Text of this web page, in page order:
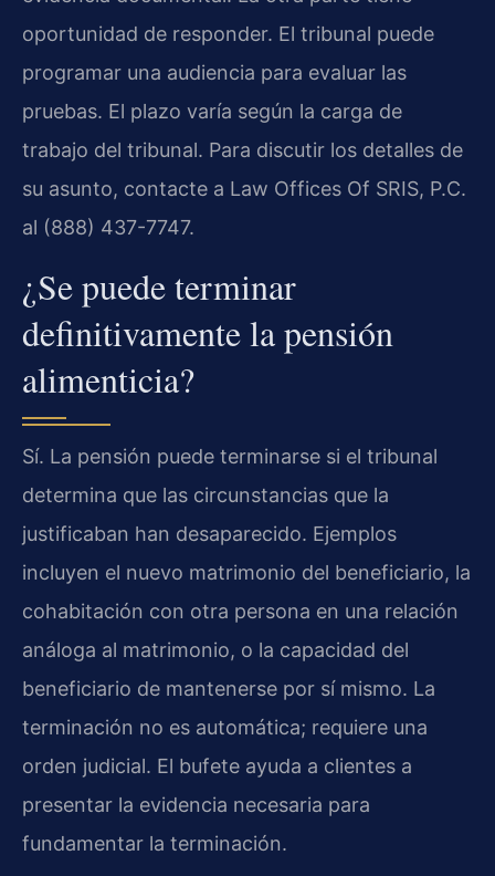
oportunidad de responder. El tribunal puede
programar una audiencia para evaluar las
pruebas. El plazo varía según la carga de
trabajo del tribunal. Para discutir los detalles de
su asunto, contacte a Law Offices Of SRIS, P.C.
al (888) 437-7747.
¿Se puede terminar
definitivamente la pensión
alimenticia?
Sí. La pensión puede terminarse si el tribunal
determina que las circunstancias que la
justificaban han desaparecido. Ejemplos
incluyen el nuevo matrimonio del beneficiario, la
cohabitación con otra persona en una relación
análoga al matrimonio, o la capacidad del
beneficiario de mantenerse por sí mismo. La
terminación no es automática; requiere una
orden judicial. El bufete ayuda a clientes a
presentar la evidencia necesaria para
fundamentar la terminación.